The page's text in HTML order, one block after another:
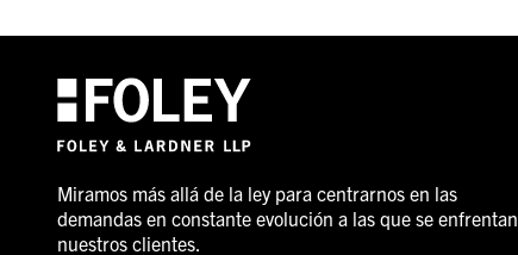
Miramos más allá de la ley para centrarnos en las
demandas en constante evolución a las que se enfrentan
nuestros clientes.